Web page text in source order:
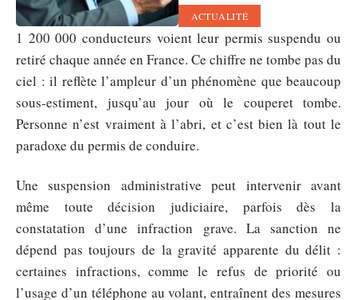
ACTUALITÉ
1 200 000 conducteurs voient leur permis suspendu ou
retiré chaque année en France. Ce chiffre ne tombe pas du
ciel : il reflète l’ampleur d’un phénomène que beaucoup
sous-estiment, jusqu’au jour où le couperet tombe.
Personne n’est vraiment à l’abri, et c’est bien là tout le
paradoxe du permis de conduire.
Une suspension administrative peut intervenir avant
même toute décision judiciaire, parfois dès la
constatation d’une infraction grave. La sanction ne
dépend pas toujours de la gravité apparente du délit :
certaines infractions, comme le refus de priorité ou
l’usage d’un téléphone au volant, entraînent des mesures